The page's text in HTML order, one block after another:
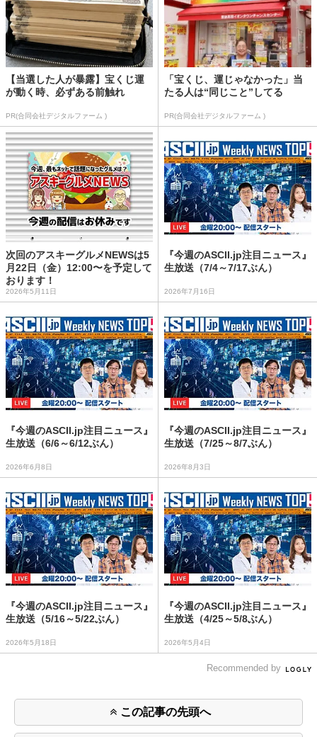
【当選した人が暴露】宝くじ運
が動く時、必ずある前触れ
PR(合同会社デジタルファーム )
「宝くじ、運じゃなかった」当
たる人は“同じこと”してる
PR(合同会社デジタルファーム )
次回のアスキーグルメNEWSは5
月22日（金）12:00〜を予定して
おります！
2026年5月11日
『今週のASCII.jp注目ニュース』
生放送（7/4～7/17ぶん）
2026年7月16日
『今週のASCII.jp注目ニュース』
生放送（6/6～6/12ぶん）
2026年6月8日
『今週のASCII.jp注目ニュース』
生放送（7/25～8/7ぶん）
2026年8月3日
『今週のASCII.jp注目ニュース』
生放送（5/16～5/22ぶん）
2026年5月18日
『今週のASCII.jp注目ニュース』
生放送（4/25～5/8ぶん）
2026年5月4日
Recommended by
この記事の先頭へ